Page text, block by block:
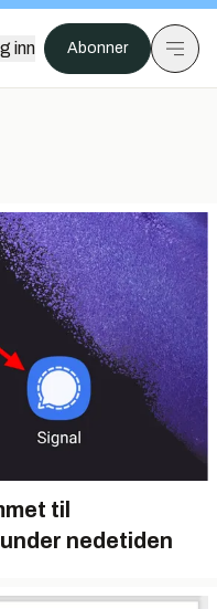
inn Abonner
til
nedetiden